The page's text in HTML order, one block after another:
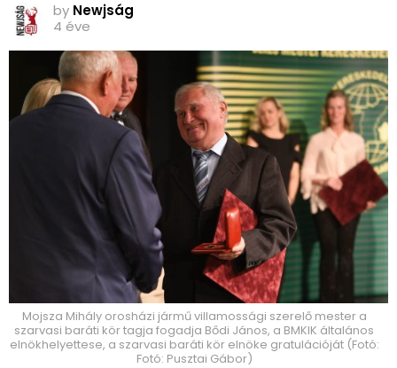
by Newjság
4 éve
Mojsza Mihály orosházi jármű villamossági szerelő mester a
szarvasi baráti kör tagja fogadja Bődi János, a BMKIK általános
elnökhelyettese, a szarvasi baráti kör elnöke gratulációját (Fotó:
Fotó: Pusztai Gábor)